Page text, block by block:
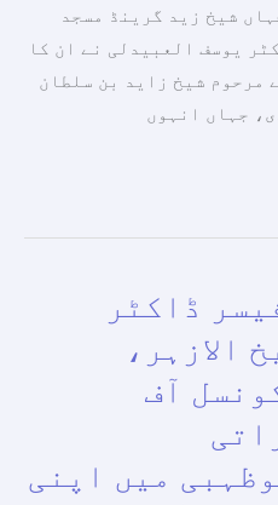
شیخ زید گرینڈ مسجد
یوسف العبیدلی نے ان کا
مرحوم شیخ زاید بن سلطان
جہاں انہوں
ڈاکٹر
الازہر،
آف
میں اپنی